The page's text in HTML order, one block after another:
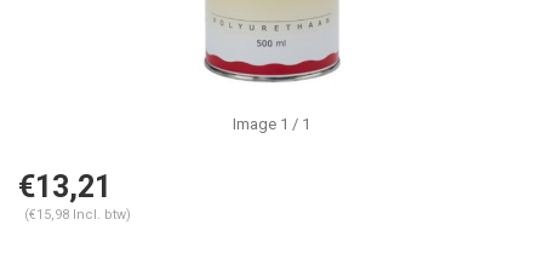
Image 1 / 1
€13,21
(€15,98 Incl. btw)